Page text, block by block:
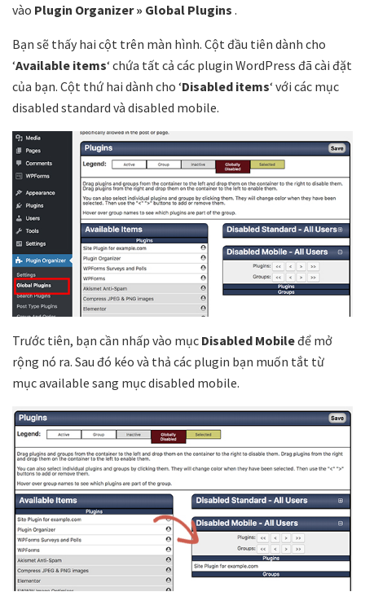
vào Plugin Organizer » Global Plugins .
Bạn sẽ thấy hai cột trên màn hình. Cột đầu tiên dành cho
‘Available items‘ chứa tất cả các plugin WordPress đã cài đặt
của bạn. Cột thứ hai dành cho ‘Disabled items‘ với các mục
disabled standard và disabled mobile.
Trước tiên, bạn cần nhấp vào mục Disabled Mobileđể mở
rộng nó ra. Sau đó kéo và thả các plugin bạn muốn tắt từ
mụcavailable sang mụcdisabled mobile.